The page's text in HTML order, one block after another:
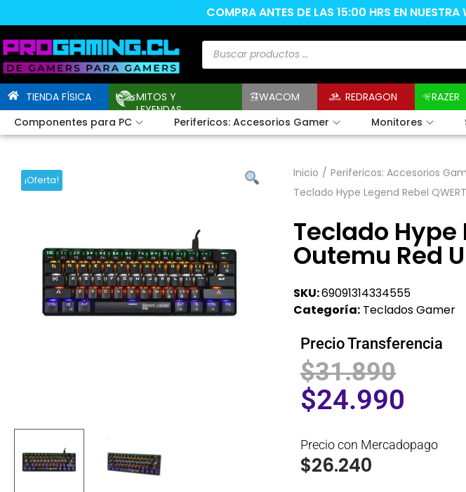
COMPRA ANTES DE LAS 15:00 HRS EN
TIENDA FÍSICA
MITOS Y
LEYENDAS
WACOM REDRAGON RAZER
Componentes para PC
Perifericos: Accesorios Gamer Monitores
¡Oferta!
Inicio / Perifericos: Accesorios
Teclado Hype Legend Rebel
Teclado Hype
Outemu Red
SKU:69091314334555
Categoría: Teclados Gamer
Precio Transferencia
$31.890
$24.990
Precio con Mercadopago
$26.240